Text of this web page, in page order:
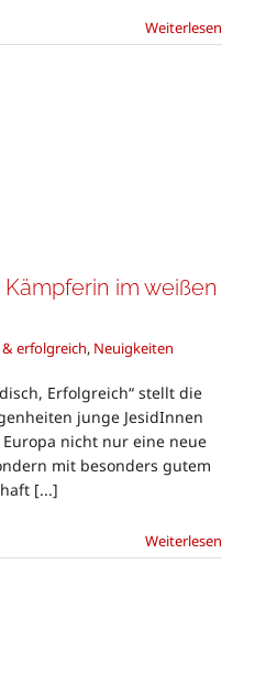
Weiterlesen
Kämpferin im weißen
& erfolgreich, Neuigkeiten
Erfolgreich“ stellt die
junge JesidInnen
nicht nur eine neue
mit besonders gutem
[...]
Weiterlesen